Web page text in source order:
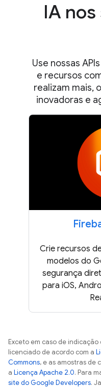
IA
Use nossas
e recursos
realizam mais,
inovadoras e
Crie recursos
modelos do
segurança
para iOS,
Exceto em caso de
licenciado de acordo com a
Commons, e as amostras de
a Licença Apache 2.0. Para
site do Google Developers.